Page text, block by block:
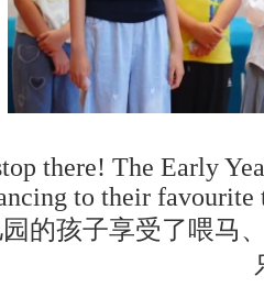
there! The Early
to their
的孩子享受了喂马